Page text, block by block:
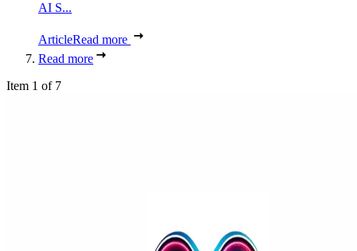
AI S...
ArticleRead more
Read more
Item 1 of 7